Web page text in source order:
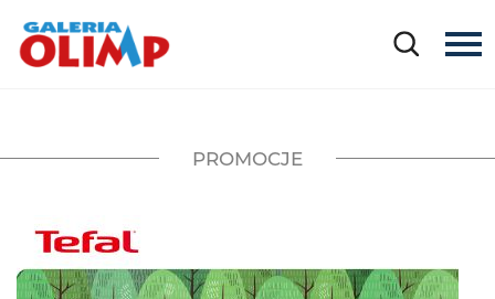
PROMOCJE